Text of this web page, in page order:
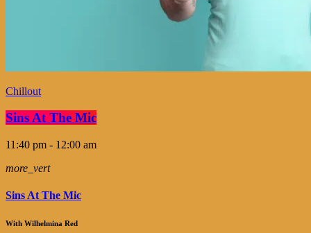
Chillout
Sins At The Mic
11:40 pm - 12:00 am
more_vert
Sins At The Mic
With Wilhelmina Red